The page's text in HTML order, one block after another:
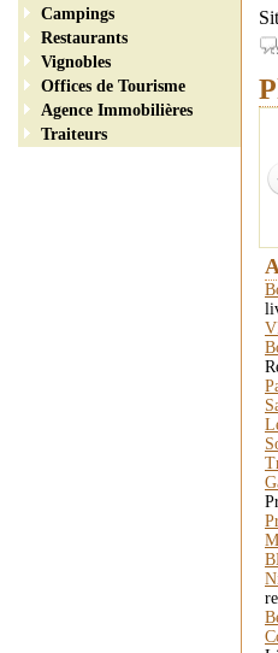
Campings
Restaurants
Vignobles
Offices de Tourisme
Agence Immobilières
Traiteurs